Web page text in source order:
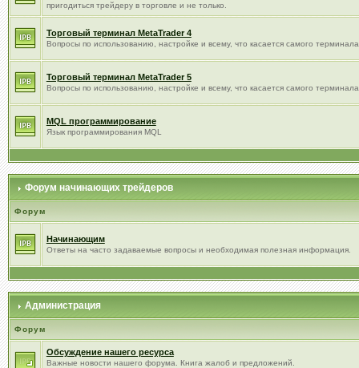
пригодиться трейдеру в торговле и не только.
Торговый терминал МetaTrader 4
Вопросы по использованию, настройке и всему, что касается самого
Торговый терминал МetaTrader 5
Вопросы по использованию, настройке и всему, что касается самого
MQL программирование
Язык программирования MQL
Форум начинающих трейдеров
Форум
Начинающим
Ответы на часто задаваемые вопросы и необходимая полезная информация.
Администрация
Форум
Обсуждение нашего ресурса
Важные новости нашего форума. Книга жалоб и предложений.